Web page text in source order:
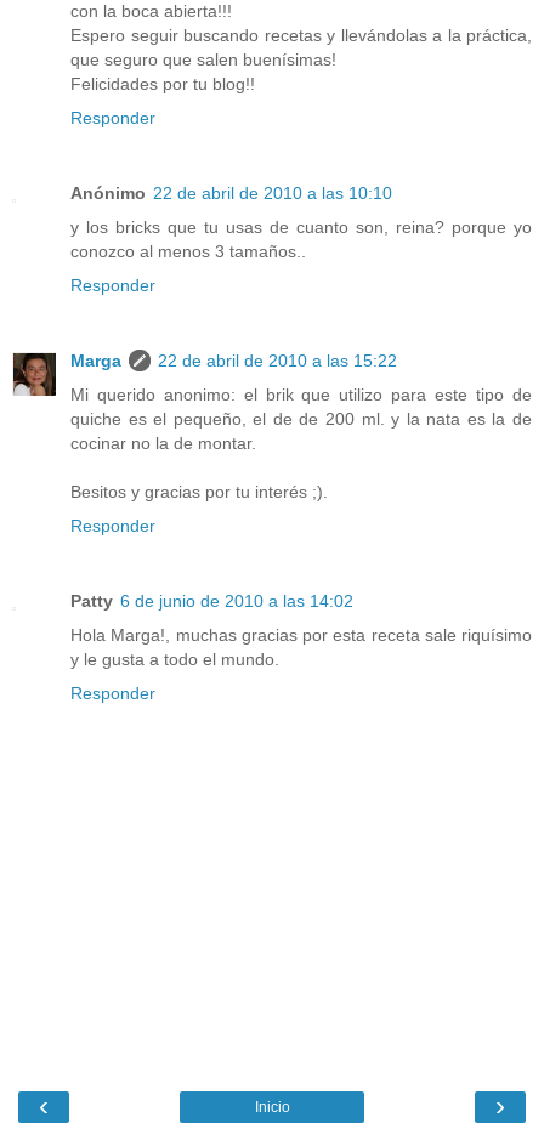
con la boca abierta!!!
Espero seguir buscando recetas y llevándolas a la práctica,
que seguro que salen buenísimas!
Felicidades por tu blog!!
Responder
Anónimo 22 de abril de 2010 a las 10:10
y los bricks que tu usas de cuanto son, reina? porque yo
conozco al menos 3 tamaños..
Responder
Marga
22 de abril de 2010 a las 15:22
Mi querido anonimo: el brik que utilizo para este tipo de
quiche es el pequeño, el de de 200 ml. y la nata es la de
cocinar no la de montar.
Besitos y gracias por tu interés ;).
Responder
Patty 6 de junio de 2010 a las 14:02
Hola Marga!, muchas gracias por esta receta sale riquísimo
y le gusta a todo el mundo.
Responder
‹ ›
Inicio